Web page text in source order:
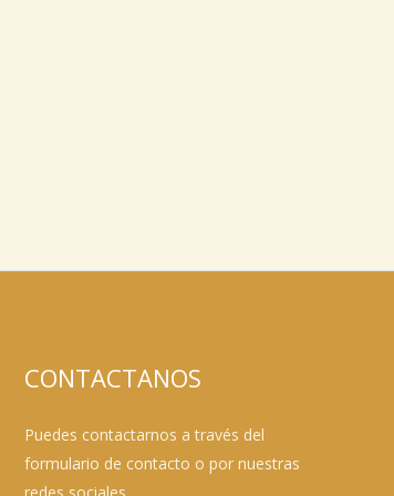
CONTACTANOS
Puedes contactarnos a través del
formulario de contacto o por nuestras